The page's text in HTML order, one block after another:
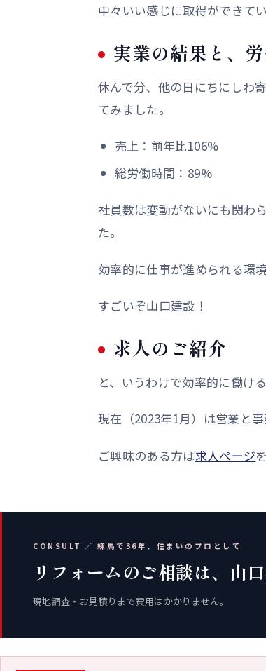
中々いい感じに取得ができて
実業の結果と、
休んで分、他の日にちにしわ
てみました。
売上：前年比106%
総労働時間：89%
社員数は変動がないにも関わ
た。
効率的に仕事が進められる環
すごいぞ山口建設！
求人のご紹介
と、いうわけで効率的に働け
現在（2023年1月）は営業と事
ご興味のある方は求人ページ
CONSULT ／ 練馬で36年、住まいのプロとして
リフォームのご相談は、山
現地調査・お見積りまで費用はかかりません。